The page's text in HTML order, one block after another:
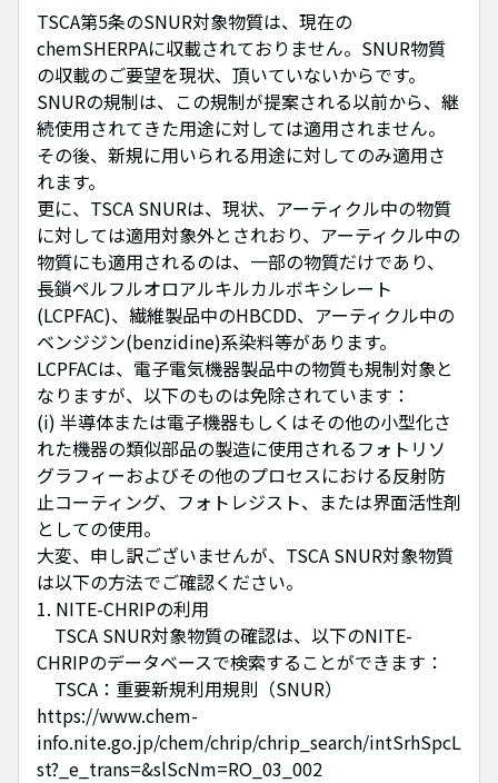
TSCA第5条のSNUR対象物質は、現在の
chemSHERPAに収載されておりません。SNUR物質
の収載のご要望を現状、頂いていないからです。
SNURの規制は、この規制が提案される以前から、継
続使用されてきた用途に対しては適用されません。
その後、新規に用いられる用途に対してのみ適用さ
れます。
更に、TSCA SNURは、現状、アーティクル中の物質
に対しては適用対象外とされおり、アーティクル中の
物質にも適用されるのは、一部の物質だけであり、
長鎖ペルフルオロアルキルカルボキシレート
(LCPFAC)、繊維製品中のHBCDD、アーティクル中の
ベンジジン(benzidine)系染料等があります。
LCPFACは、電子電気機器製品中の物質も規制対象と
なりますが、以下のものは免除されています：
(i) 半導体または電子機器もしくはその他の小型化さ
れた機器の類似部品の製造に使用されるフォトリソ
グラフィーおよびその他のプロセスにおける反射防
止コーティング、フォトレジスト、または界面活性剤
としての使用。
大変、申し訳ございませんが、TSCA SNUR対象物質
は以下の方法でご確認ください。
1. NITE-CHRIPの利用
TSCA SNUR対象物質の確認は、以下のNITE-
CHRIPのデータベースで検索することができます：
TSCA：重要新規利用規則（SNUR）
https://www.chem-
info.nite.go.jp/chem/chrip/chrip_search/intSrhSpcL
st?_e_trans=&slScNm=RO_03_002